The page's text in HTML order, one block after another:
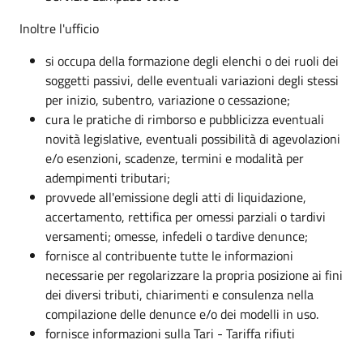
Inoltre l'ufficio
si occupa della formazione degli elenchi o dei ruoli dei
soggetti passivi, delle eventuali variazioni degli stessi
per inizio, subentro, variazione o cessazione;
cura le pratiche di rimborso e pubblicizza eventuali
novità legislative, eventuali possibilità di agevolazioni
e/o esenzioni, scadenze, termini e modalità per
adempimenti tributari;
provvede all'emissione degli atti di liquidazione,
accertamento, rettifica per omessi parziali o tardivi
versamenti; omesse, infedeli o tardive denunce;
fornisce al contribuente tutte le informazioni
necessarie per regolarizzare la propria posizione ai fini
dei diversi tributi, chiarimenti e consulenza nella
compilazione delle denunce e/o dei modelli in uso.
fornisce informazioni sulla Tari - Tariffa rifiuti